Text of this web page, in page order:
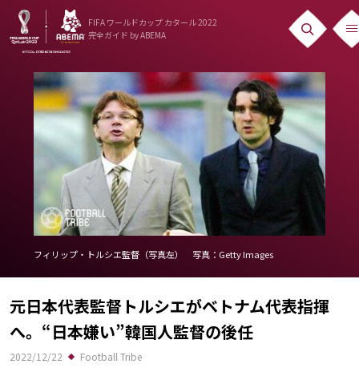
FIFA ワールドカップ カタール 2022
完全ガイド by ABEMA
ニュース
News
出場国
Teams
日本代表
日程・結果
Schedule
ランキング
フィリップ・トルシエ監督（写真左） 写真：Getty Images
元日本代表監督トルシエがベトナム代表指揮
へ。“日本嫌い”韓国人監督の後任
2022/12/22 Football Tribe